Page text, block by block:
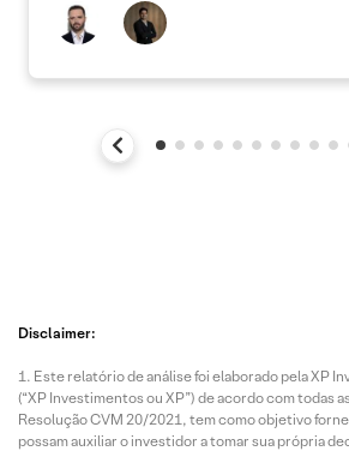
Disclaimer:
Este relatório de análise foi elaborado pela XP
(“XP Investimentos ou XP”) de acordo com todas
Resolução CVM 20/2021, tem como objetivo
possam auxiliar o investidor a tomar sua própria